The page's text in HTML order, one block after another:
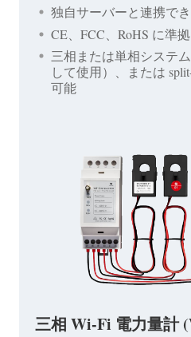
独自サーバーと連携で
CE、FCC、RoHS に準拠
三相または単相システ
して使用）、または
可能
三相 Wi-Fi 電力量計